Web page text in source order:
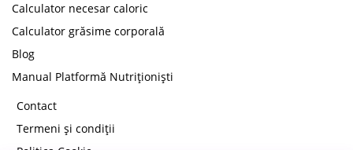
Calculator necesar caloric
Calculator grăsime corporală
Blog
Manual Platformă Nutriționiști
Contact
Termeni și condiții